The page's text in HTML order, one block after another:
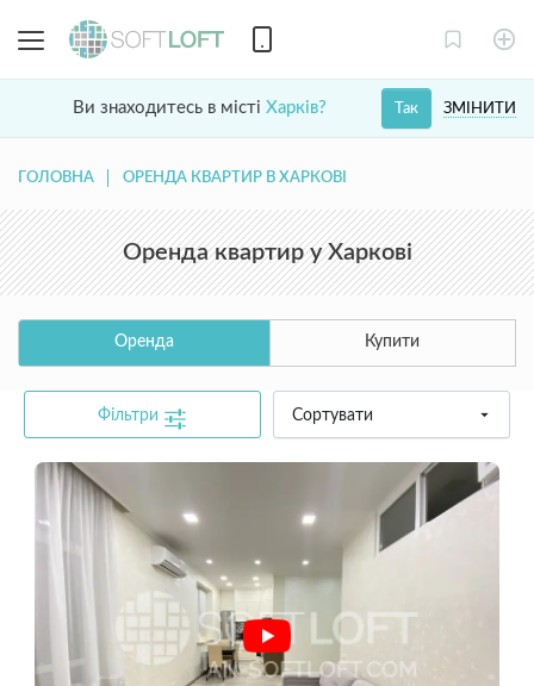
Ви знаходитесь в місті Харків? ЗМІНИТИ
Так
ГОЛОВНА ОРЕНДА КВАРТИР В ХАРКОВІ
Оренда квартир у Харкові
Оренда Купити
Фільтри Сортувати